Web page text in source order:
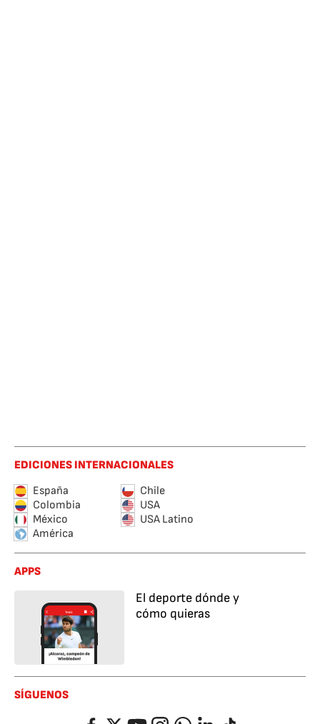
EDICIONES INTERNACIONALES
España
Chile
Colombia
USA
México
USA Latino
América
APPS
El deporte dónde y
cómo quieras
SÍGUENOS
FacebookTwitterYouTubeInstagramWhatsappLinkedIn
TikTok